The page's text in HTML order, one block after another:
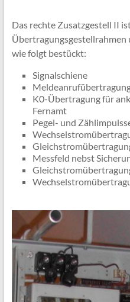
Das rechte Zusatzgestell II
Übertragungsgestellrahmen
wie folgt bestückt:
Signalschiene
K0-Übertragung für
Fernamt
Pegel- und
Messfeld nebst